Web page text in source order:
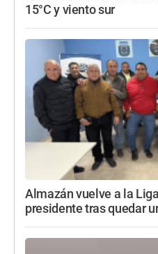
15°C y viento sur
Almazán vuelve a la
presidente tras quedar